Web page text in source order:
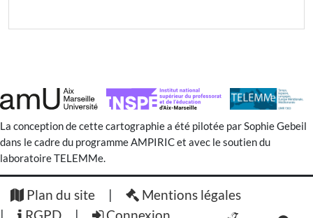
Education
visé(s)
:
Elèves
Etudiants·es
Enseignants·es
:
Enseignement
supérieur et
Recherche
Public(s)
visé(s)
d’Azur
Rhône
Aix-
en-
Provence
La conception de cette cartographie a été pilotée par Sophie Gebeil
dans le cadre du programme AMPIRIC et avec le soutien du
laboratoire TELEMMe.
Plan du site
Mentions légales